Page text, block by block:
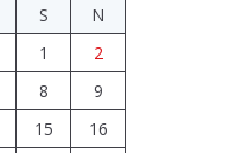
S
N
1
2
8
9
15
16